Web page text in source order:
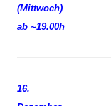
(Mittwoch)
ab ~19.00h
16.